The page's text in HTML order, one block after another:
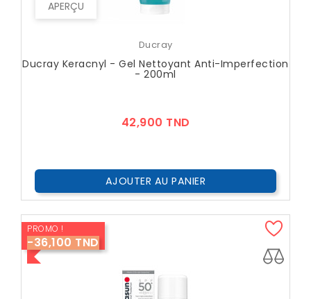
APERÇU
Ducray
Ducray Keracnyl - Gel Nettoyant Anti-Imperfection
- 200ml
42,900 TND
AJOUTER AU PANIER
PROMO !
-36,100 TND